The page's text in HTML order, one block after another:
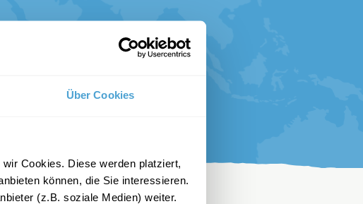
Über Cookies
Cookies. Diese werden platziert,
können, die Sie interessieren.
(z.B. soziale Medien) weiter.